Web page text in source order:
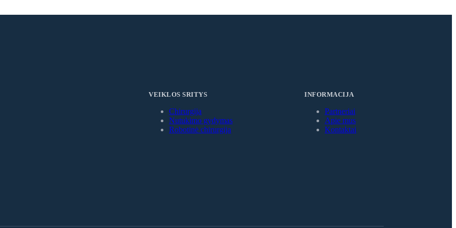
VEIKLOS SRITYS
Chirurgija
Nutukimo gydymas
Robotinė chirurgija
INFORMACIJA
Partneriai
Apie mus
Kontaktai